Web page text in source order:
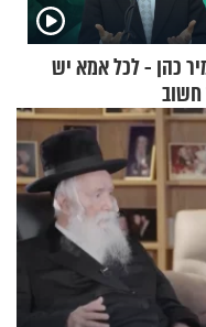
כהן - לכל אמא יש